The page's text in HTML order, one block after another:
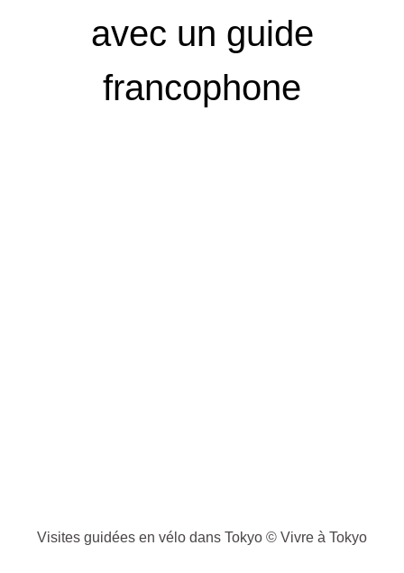
avec un guide
francophone
Visites guidées en vélo dans Tokyo © Vivre à Tokyo